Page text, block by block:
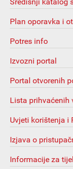
Plan oporavka i
Potres info
Izvozni portal
Portal otvorenih
Lista prihvaćenih
Uvjeti korištenja i
Izjava o
Informacije za